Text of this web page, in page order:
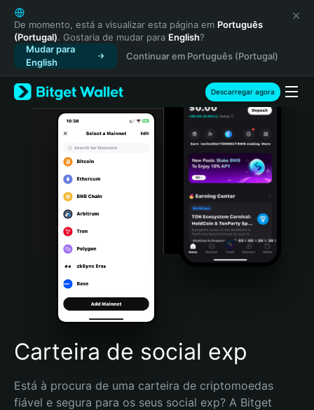
English
日本語
Tiếng Việt
Русский
Español (Latinoamérica)
Türkçe
Italiano
Português (Portugal)
Bahasa Indonesia
Português (Brasil)
Español (Argentina)
De momento, está a visualizar esta página em Português
(Portugal). Gostaria de mudar para English?
Mudar para
English
Continuar em Português (Portugal)
Descarregar agora
Carteira de social exp
Está à procura de uma carteira de criptomoedas
fiável e segura para os seus social exp? A Bitget